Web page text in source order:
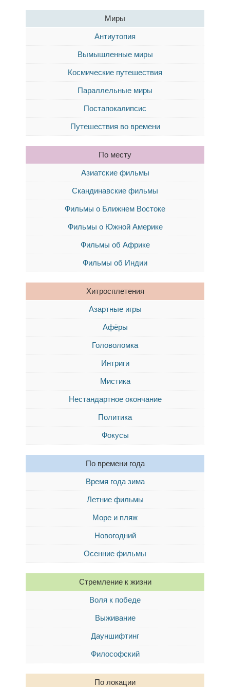
Миры
Антиутопия
Вымышленные миры
Космические путешествия
Параллельные миры
Постапокалипсис
Путешествия во времени
По месту
Азиатские фильмы
Скандинавские фильмы
Фильмы о Ближнем Востоке
Фильмы о Южной Америке
Фильмы об Африке
Фильмы об Индии
Хитросплетения
Азартные игры
Афёры
Головоломка
Интриги
Мистика
Нестандартное окончание
Политика
Фокусы
По времени года
Время года зима
Летние фильмы
Море и пляж
Новогодний
Осенние фильмы
Стремление к жизни
Воля к победе
Выживание
Дауншифтинг
Философский
По локации